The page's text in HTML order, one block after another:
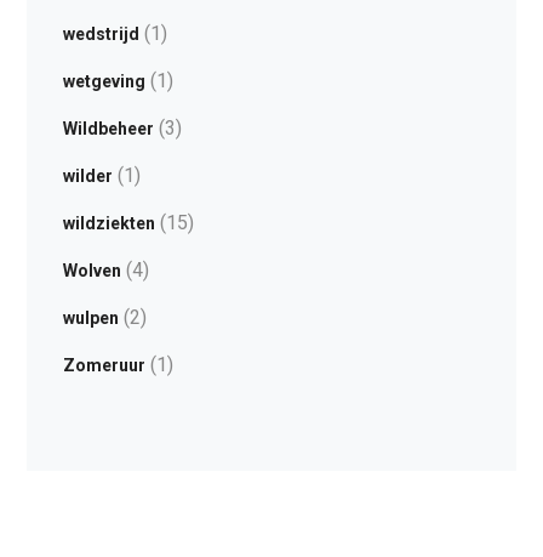
wedstrijd (1)
wetgeving (1)
Wildbeheer (3)
wilder (1)
wildziekten (15)
Wolven (4)
wulpen (2)
Zomeruur (1)